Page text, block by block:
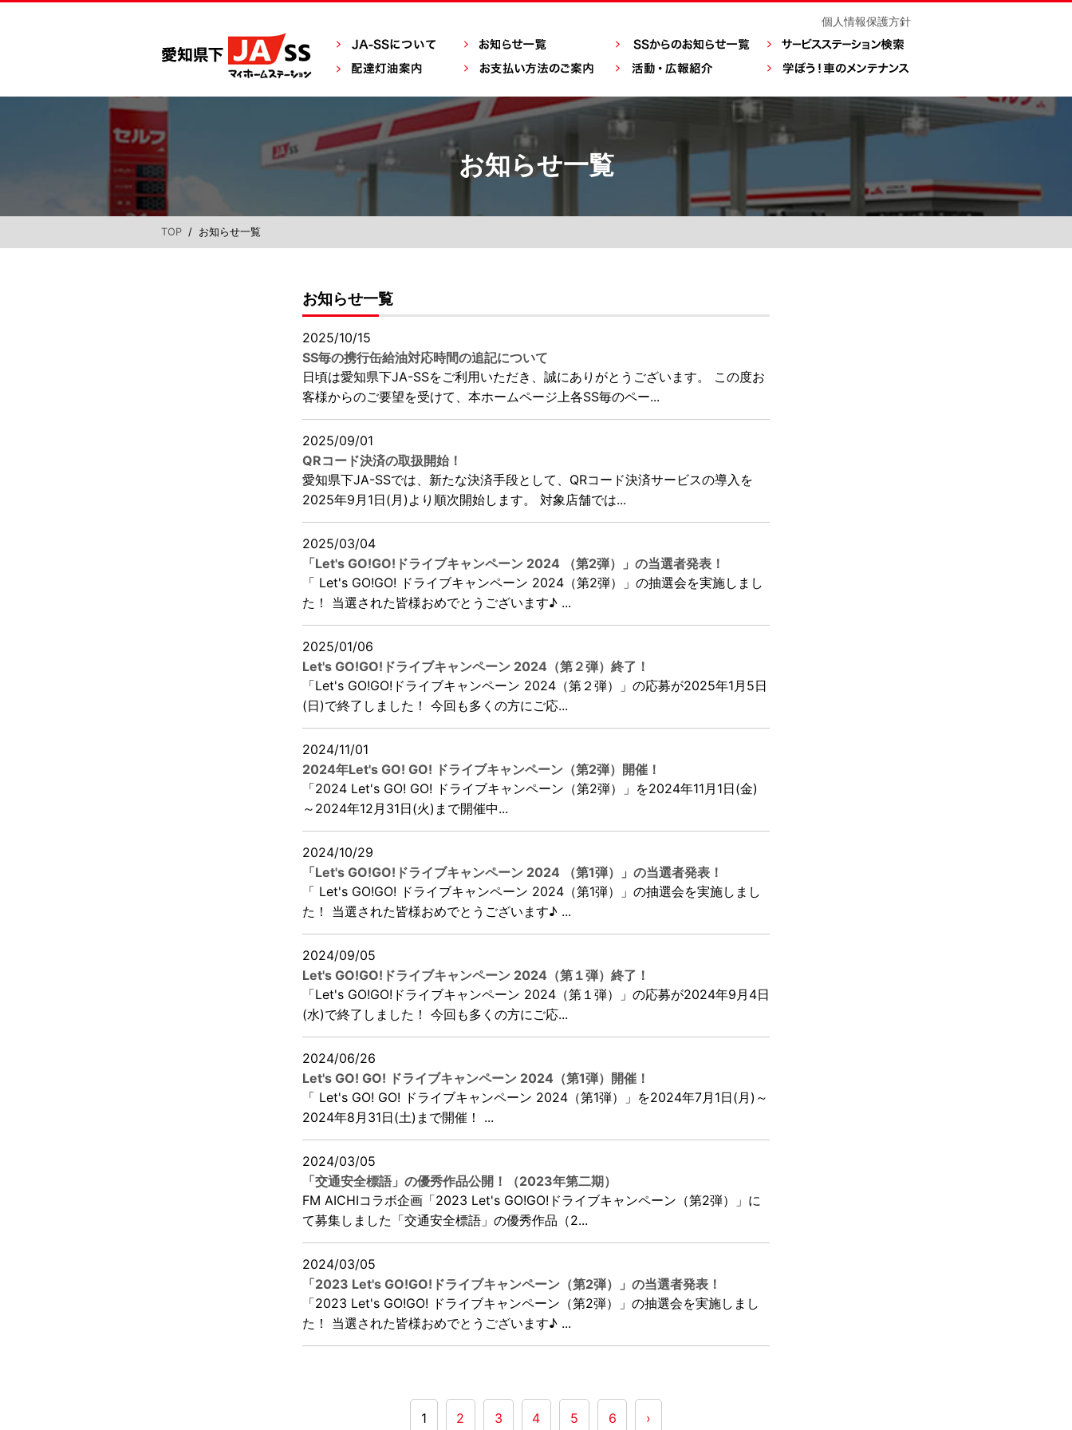
個人情報保護方針
お知らせ一覧
TOP / お知らせ一覧
お知らせ一覧
2025/10/15
SS毎の携行缶給油対応時間の追記について
日頃は愛知県下JA-SSをご利用いただき、誠にありがとうございます。 この度お
客様からのご要望を受けて、本ホームページ上各SS毎のペー...
2025/09/01
QRコード決済の取扱開始！
愛知県下JA-SSでは、新たな決済手段として、QRコード決済サービスの導入を
2025年9月1日(月)より順次開始します。 対象店舗では...
2025/03/04
「Let's GO!GO!ドライブキャンペーン 2024 （第2弾）」の当選者発表！
「 Let's GO!GO! ドライブキャンペーン 2024（第2弾）」の抽選会を実施しまし
た！ 当選された皆様おめでとうございます♪ ...
2025/01/06
Let's GO!GO!ドライブキャンペーン 2024（第２弾）終了！
「Let's GO!GO!ドライブキャンペーン 2024（第２弾）」の応募が2025年1月5日
(日)で終了しました！ 今回も多くの方にご応...
2024/11/01
2024年Let's GO! GO! ドライブキャンペーン（第2弾）開催！
「2024 Let's GO! GO! ドライブキャンペーン（第2弾）」を2024年11月1日(金)
～2024年12月31日(火)まで開催中...
2024/10/29
「Let's GO!GO!ドライブキャンペーン 2024 （第1弾）」の当選者発表！
「 Let's GO!GO! ドライブキャンペーン 2024（第1弾）」の抽選会を実施しまし
た！ 当選された皆様おめでとうございます♪ ...
2024/09/05
Let's GO!GO!ドライブキャンペーン 2024（第１弾）終了！
「Let's GO!GO!ドライブキャンペーン 2024（第１弾）」の応募が2024年9月4日
(水)で終了しました！ 今回も多くの方にご応...
2024/06/26
Let's GO! GO! ドライブキャンペーン 2024（第1弾）開催！
「 Let's GO! GO! ドライブキャンペーン 2024（第1弾）」を2024年7月1日(月)～
2024年8月31日(土)まで開催！ ...
2024/03/05
「交通安全標語」の優秀作品公開！（2023年第二期）
FM AICHIコラボ企画「2023 Let's GO!GO!ドライブキャンペーン（第2弾）」に
て募集しました「交通安全標語」の優秀作品（2...
2024/03/05
「2023 Let's GO!GO!ドライブキャンペーン（第2弾）」の当選者発表！
「2023 Let's GO!GO! ドライブキャンペーン（第2弾）」の抽選会を実施しまし
た！ 当選された皆様おめでとうございます♪ ...
1 2 3 4 5 6 ›